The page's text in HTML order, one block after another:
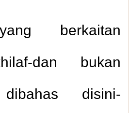
berkaitan
dan bukan
disini-